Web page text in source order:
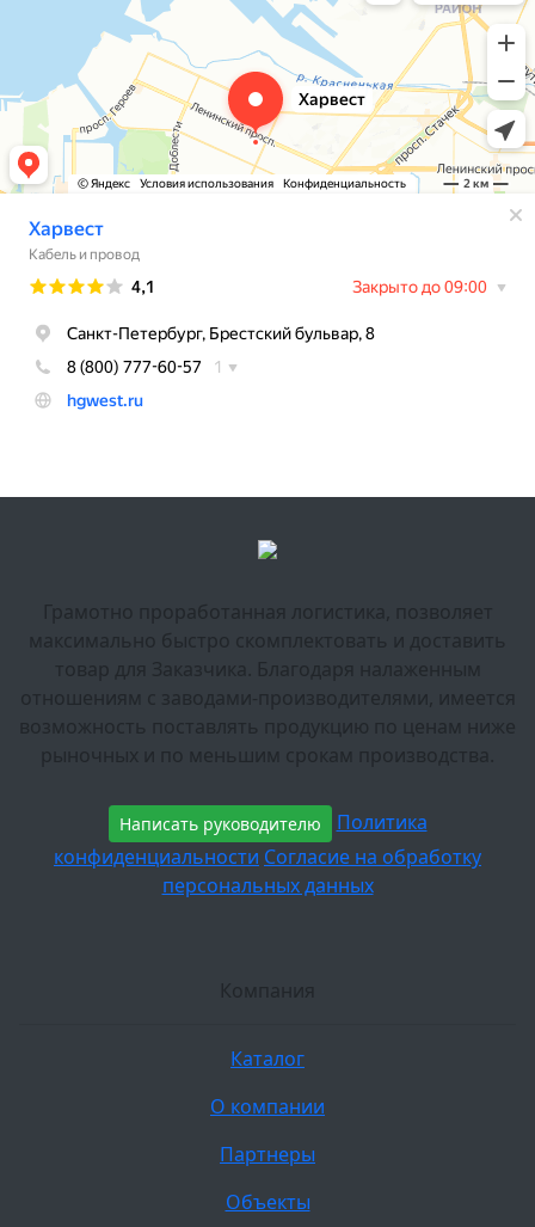
Грамотно проработанная логистика, позволяет
максимально быстро скомплектовать и доставить
товар для Заказчика. Благодаря налаженным
отношениям с заводами-производителями, имеется
возможность поставлять продукцию по ценам ниже
рыночных и по меньшим срокам производства.
Написать руководителю
Политика
конфиденциальности Согласие на обработку
персональных данных
Компания
Каталог
О компании
Партнеры
Объекты